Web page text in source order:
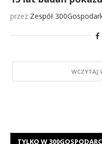
przez Zespół
WCZYTAJ
TYLKO W